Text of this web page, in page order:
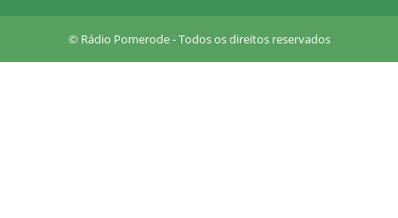
a
© Rádio Pomerode - Todos os direitos reservados